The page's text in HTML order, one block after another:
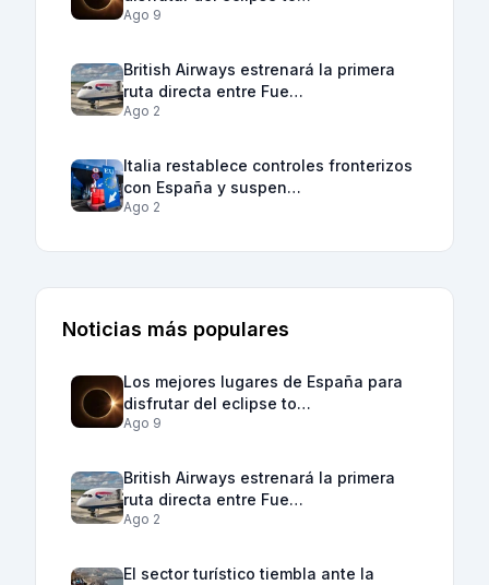
Ago 9
British Airways estrenará la primera
ruta directa entre Fue…
Ago 2
Italia restablece controles fronterizos
con España y suspen…
Ago 2
Noticias más populares
Los mejores lugares de España para
disfrutar del eclipse to…
Ago 9
British Airways estrenará la primera
ruta directa entre Fue…
Ago 2
El sector turístico tiembla ante la